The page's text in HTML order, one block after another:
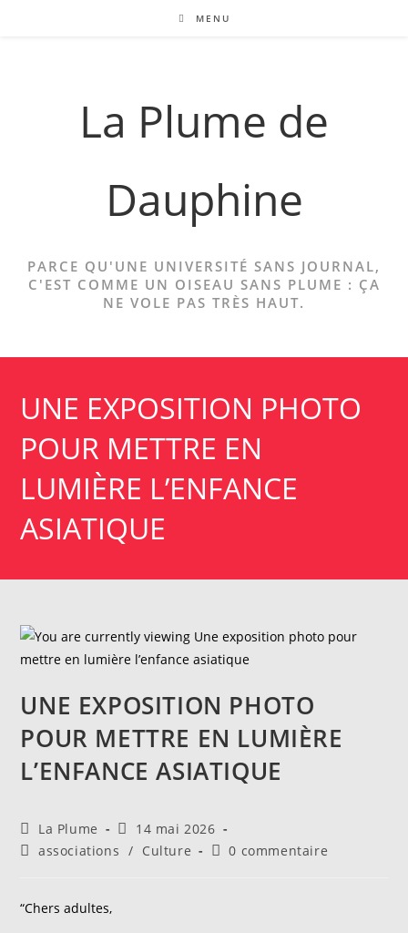
MENU
La Plume de
Dauphine
PARCE QU'UNE UNIVERSITÉ SANS JOURNAL,
C'EST COMME UN OISEAU SANS PLUME : ÇA
NE VOLE PAS TRÈS HAUT.
UNE EXPOSITION PHOTO
POUR METTRE EN
LUMIÈRE L’ENFANCE
ASIATIQUE
UNE EXPOSITION PHOTO
POUR METTRE EN LUMIÈRE
L’ENFANCE ASIATIQUE
Auteur/autrice
de
La Plume
Publication
publiée :
14 mai 2026
Postassociations / Culture
Commentaires
0 commentaire
“Chers adultes,